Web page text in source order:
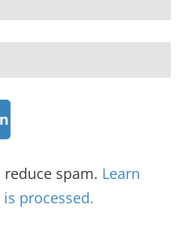
spam. Learn
processed.